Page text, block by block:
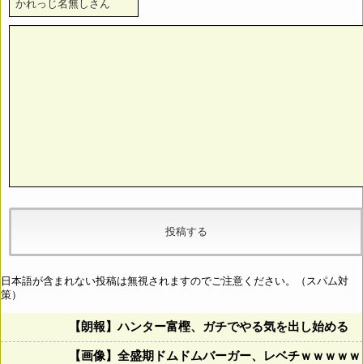
日本語が含まれない投稿は無視されますのでご注意ください。（スパム対
策）
【朗報】ハンター富樫、ガチでやる気を出し始める
【画像】全盛期ドムドムバーガー、レベチｗｗｗｗ